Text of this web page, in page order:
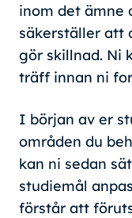
inom det ämne
säkerställer att
gör skillnad. Ni
träff innan ni
I början av er
områden du
kan ni sedan
studiemål
förstår att